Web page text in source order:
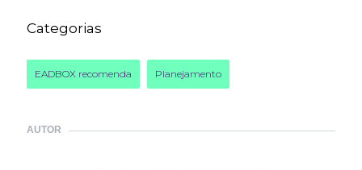
Categorias
EADBOX recomenda Planejamento
AUTOR